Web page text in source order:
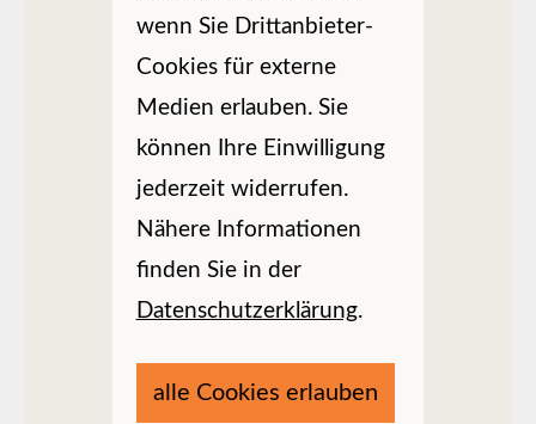
wenn Sie Drittanbieter-
Cookies für externe
Medien erlauben. Sie
können Ihre Einwilligung
jederzeit widerrufen.
Nähere Informationen
finden Sie in der
Datenschutzerklärung.
alle Cookies erlauben